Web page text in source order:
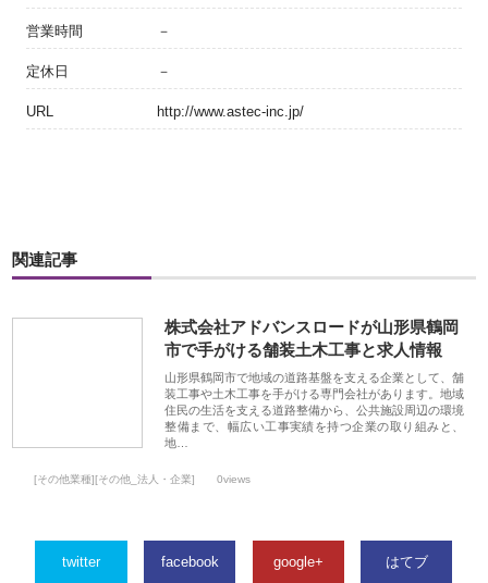
営業時間 －
定休日 －
URL http://www.astec-inc.jp/
関連記事
株式会社アドバンスロードが山形県鶴岡
市で手がける舗装土木工事と求人情報
山形県鶴岡市で地域の道路基盤を支える企業として、舗
装工事や土木工事を手がける専門会社があります。地域
住民の生活を支える道路整備から、公共施設周辺の環境
整備まで、幅広い工事実績を持つ企業の取り組みと、
地…
[その他業種][その他_法人・企業] 0views
twitter facebook google+ はてブ